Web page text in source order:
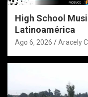
High School
Latinoamérica
Ago 6, 2026 Aracely